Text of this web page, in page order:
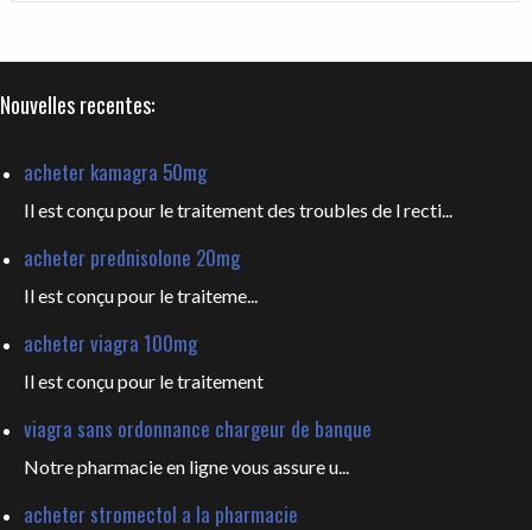
Nouvelles recentes:
acheter kamagra 50mg
Il est conçu pour le traitement des troubles de l recti...
acheter prednisolone 20mg
Il estconçu pour le traiteme...
acheter viagra 100mg
Il estconçu pour le traitement
viagra sans ordonnance chargeur de banque
Notre pharmacie en ligne vous assure u...
acheter stromectol a la pharmacie